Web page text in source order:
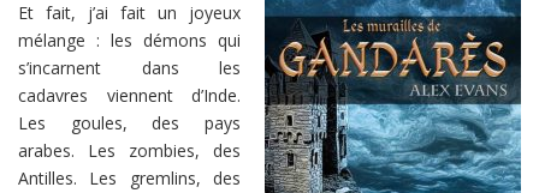
Et fait, j’ai fait un joyeux
mélange : les démons qui
s’incarnent dans les
cadavres viennent d’Inde.
Les goules, des pays
arabes. Les zombies, des
Antilles. Les gremlins, des